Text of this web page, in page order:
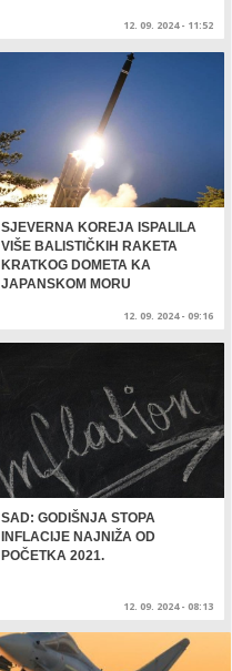
12. 09. 2024 - 11:52
SJEVERNA KOREJA ISPALILA
VIŠE BALISTIČKIH RAKETA
KRATKOG DOMETA KA
JAPANSKOM MORU
12. 09. 2024 - 09:16
SAD: GODIŠNJA STOPA
INFLACIJE NAJNIŽA OD
POČETKA 2021.
12. 09. 2024 - 08:13